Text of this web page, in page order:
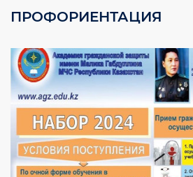
ПРОФОРИЕНТАЦИЯ